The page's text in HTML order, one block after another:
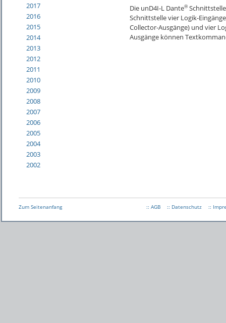
2017
2016
2015
2014
2013
2012
2011
2010
2009
2008
2007
2006
2005
2004
2003
2002
Die unD4I-L Dante®
Schnittstelle vier Logik-
Collector-Ausgänge) und vier
Ausgänge können
Zum Seitenanfang :: AGB :: Datenschutz ::